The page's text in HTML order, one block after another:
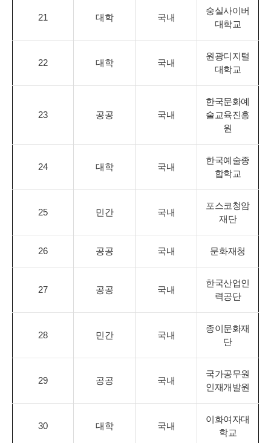
21 대학 국내
숭실사이버
대학교
22 대학 국내
원광디지털
대학교
23 공공 국내
한국문화예
술교육진흥
원
24 대학 국내
한국예술종
합학교
25 민간 국내
포스코청암
재단
26 공공 국내 문화재청
27 공공 국내
한국산업인
력공단
28 민간 국내
종이문화재
단
29 공공 국내
국가공무원
인재개발원
30 대학 국내
이화여자대
학교